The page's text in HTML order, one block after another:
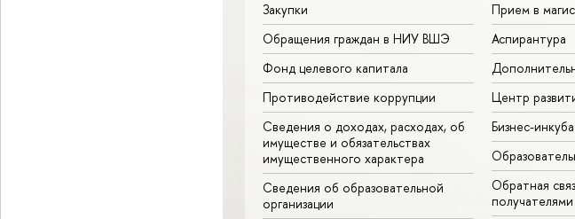
Закупки
Обращения граждан в НИУ ВШЭ
Фонд целевого капитала
Противодействие коррупции
Сведения о доходах, расходах, об
имуществе и обязательствах
имущественного характера
Сведения об образовательной
организации
Прием в
Аспирантура
Центр
Бизнес-
Обратная
получателями